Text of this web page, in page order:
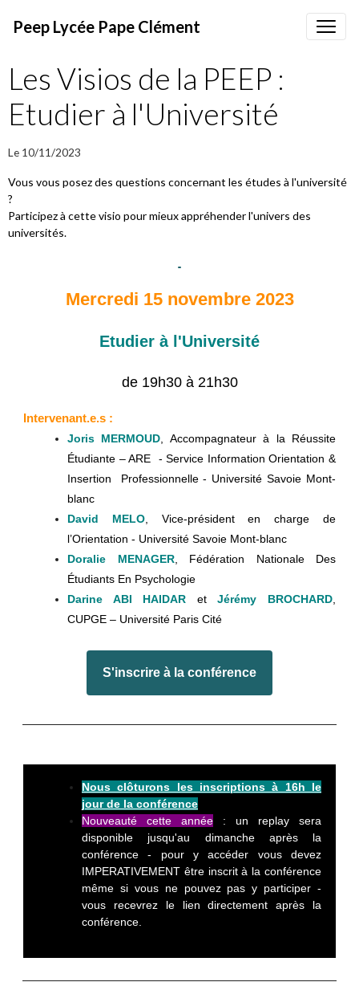
Peep Lycée Pape Clément
Les Visios de la PEEP :
Etudier à l'Université
Le 10/11/2023
Vous vous posez des questions concernant les études à l'université
?
Participez à cette visio pour mieux appréhender l'univers des
universités.
Mercredi 15 novembre 2023
Etudier à l'Université
de 19h30 à 21h30
Intervenant.e.s :
Joris MERMOUD , Accompagnateur à la Réussite
Étudiante – ARE - Service Information Orientation &
Insertion Professionnelle - Université Savoie Mont-
blanc
David MELO, Vice-président en charge de
l’Orientation - Université Savoie Mont-blanc
Doralie MENAGER, Fédération Nationale Des
Étudiants En Psychologie
Darine ABI HAIDAR etJérémy BROCHARD
CUPGE – Université Paris Cité
S'inscrire à la conférence
Nous clôturons les inscriptions à 16h le
jour de la conférence
Nouveauté cette année : un replay sera
disponible jusqu'au dimanche après la
conférence - pour y accéder vous devez
IMPERATIVEMENT être inscrit à la conférence
même si vous ne pouvez pas y participer -
vous recevrez le lien directement après la
conférence.